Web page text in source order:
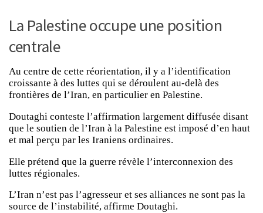
La Palestine occupe une position
centrale
Au centre de cette réorientation, il y a l’identification
croissante à des luttes qui se déroulent au-delà des
frontières de l’Iran, en particulier en Palestine.
Doutaghi conteste l’affirmation largement diffusée disant
que le soutien de l’Iran à la Palestine est imposé d’en haut
et mal perçu par les Iraniens ordinaires.
Elle prétend que la guerre révèle l’interconnexion des
luttes régionales.
L’Iran n’est pas l’agresseur et ses alliances ne sont pas la
source de l’instabilité, affirme Doutaghi.